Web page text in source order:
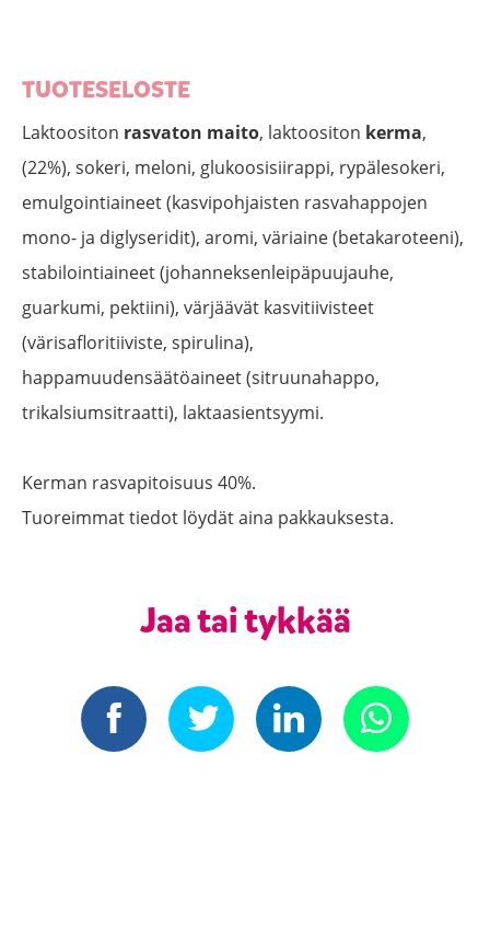
TUOTESELOSTE
Laktoositon rasvaton maito, laktoositon kerma,
(22%), sokeri, meloni, glukoosisiirappi, rypälesokeri,
emulgointiaineet (kasvipohjaisten rasvahappojen
mono- ja diglyseridit), aromi, väriaine (betakaroteeni),
stabilointiaineet (johanneksenleipäpuujauhe,
guarkumi, pektiini), värjäävät kasvitiivisteet
(värisafloritiiviste, spirulina),
happamuudensäätöaineet (sitruunahappo,
trikalsiumsitraatti), laktaasientsyymi.
Kerman rasvapitoisuus 40%.
Tuoreimmat tiedot löydät aina pakkauksesta.
Jaa tai tykkää